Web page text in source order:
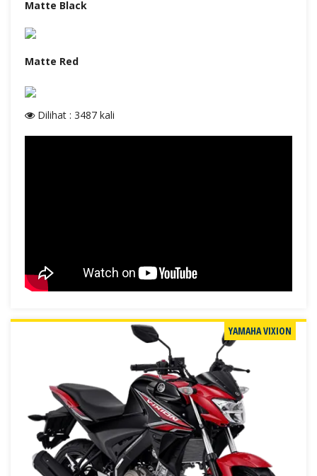
Matte Black
Matte Red
Dilihat : 3487 kali
YAMAHA VIXION